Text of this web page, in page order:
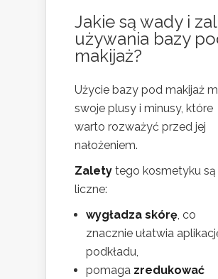
Jakie są wady i
używania bazy
makijaż?
Użycie bazy pod makijaż
swoje plusy i minusy, które
warto rozważyć przed jej
nałożeniem.
Zalety tego kosmetyku są
liczne:
wygładza skórę, co
znacznie ułatwia
podkładu,
pomaga zredukować